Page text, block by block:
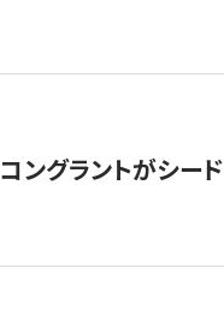
コングラントがシー